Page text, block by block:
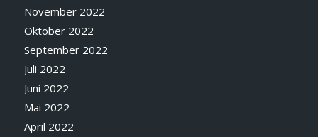
November 2022
Oktober 2022
September 2022
Juli 2022
Juni 2022
Mai 2022
April 2022